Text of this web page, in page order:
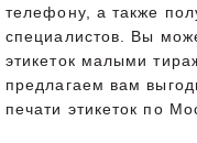
телефону, а также
специалистов. Вы
этикеток малыми
предлагаем вам
печати этикеток по